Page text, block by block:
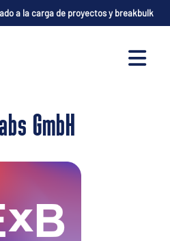
a la carga de proyectos y breakbulk
GmbH